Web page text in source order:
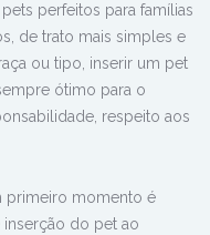
perfeitos para famílias
de trato mais simples e
ou tipo, inserir um pet
ótimo para o
respeito aos
primeiro momento é
do pet ao